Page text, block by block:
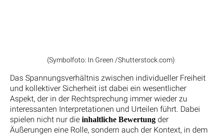
(Symbolfoto: In Green /Shutterstock.com)
Das Spannungsverhältnis zwischen individueller Freiheit
und kollektiver Sicherheit ist dabei ein wesentlicher
Aspekt, der in der Rechtsprechung immer wieder zu
interessanten Interpretationen und Urteilen führt. Dabei
spielen nicht nur die inhaltliche Bewertung der
Äußerungen eine Rolle, sondern auch der Kontext, in dem